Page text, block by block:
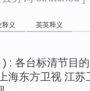
释义 英英释义
) : 各台标清节目
海东方卫视 江